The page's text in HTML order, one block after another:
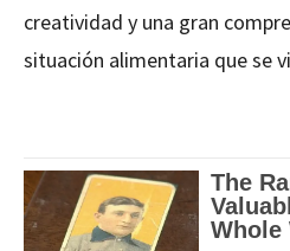
creatividad y una gran
situación alimentaria que se